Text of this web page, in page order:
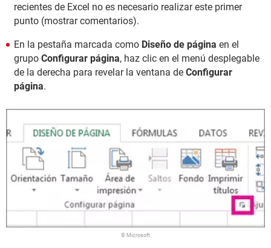
recientes de Excel no es necesario realizar este primer
punto (mostrar comentarios).
En la pestaña marcada como Diseño de página en el
grupo Configurar página, haz clic en el menú desplegable
de la derecha para revelar la ventana de Configurar
página.
© Microsoft